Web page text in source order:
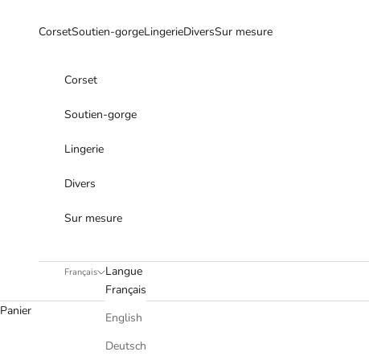
CorsetSoutien-gorgeLingerieDiversSur mesure
Corset
Soutien-gorge
Lingerie
Divers
Sur mesure
Français
Langue
Français
English
Deutsch
Panier